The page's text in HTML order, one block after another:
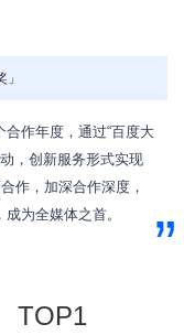
作年度，通过“百度大
，创新服务形式实现
作，加深合作深度，
为全媒体之首。
TOP1